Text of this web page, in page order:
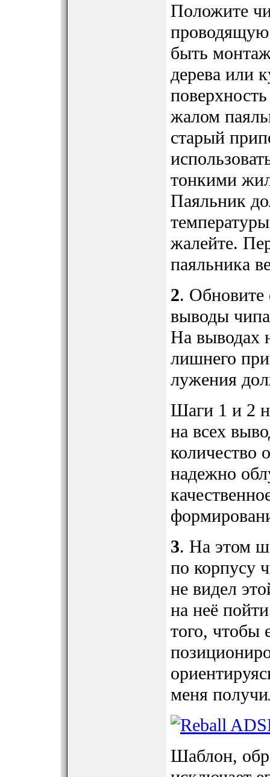
Положите
проводящую
быть
дерева или
жалом
старый
тонкими
Паяльник
жалейте.
паяльника
2. Обновите
выводы
На выводах
лишнего
лужения
Шаги 1 и 2
на всех
количество
надежно
3. На этом
по корпусу
не видел
на неё
того, чтобы
меня
Шаблон,